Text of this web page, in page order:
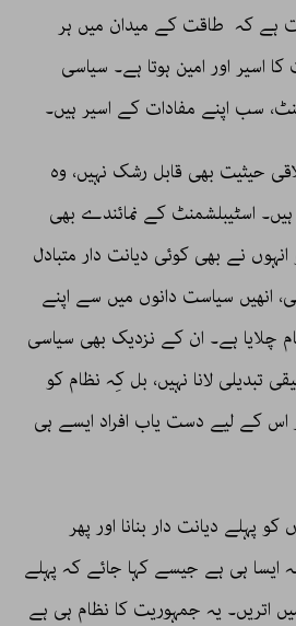
ہے کہ طاقت کے میدان میں ہر
اسیر اور امین ہوتا ہے۔ سیاسی
سب اپنے مفادات کے اسیر ہیں۔
حیثیت بھی قابل رشک نہیں، وہ
اسٹیبلشمنٹ کے نمائندے بھی
نے بھی کوئی دیانت دار متبادل
انھیں سیاست دانوں میں سے اپنے
ہے۔ ان کے نزدیک بھی سیاسی
تبدیلی لانا نہیں، بل کِہ نظام کو
اس کے لیے دست یاب افراد ایسے ہی
پہلے دیانت دار بنانا اور پھر
ایسا ہی ہے جیسے کہا جائے کہ پہلے
اتریں۔ یہ جمہوریت کا نظام ہی ہے